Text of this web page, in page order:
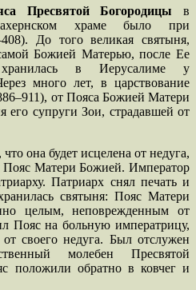
Пресвятой Богородицы в
храме было при
До того великая святыня,
Божией Матерью, после Ее
хранилась в Иерусалиме у
много лет, в царствование
от Пояса Божией Матери
его супруги Зои, страдавшей от
она будет исцелена от недуга,
Пояс Матери Божией. Император
Патриарх снял печать и
святыня: Пояс Матери
целым, неповрежденным от
Пояс на больную императрицу,
своего недуга. Был отслужен
молебен Пресвятой
положили обратно в ковчег и